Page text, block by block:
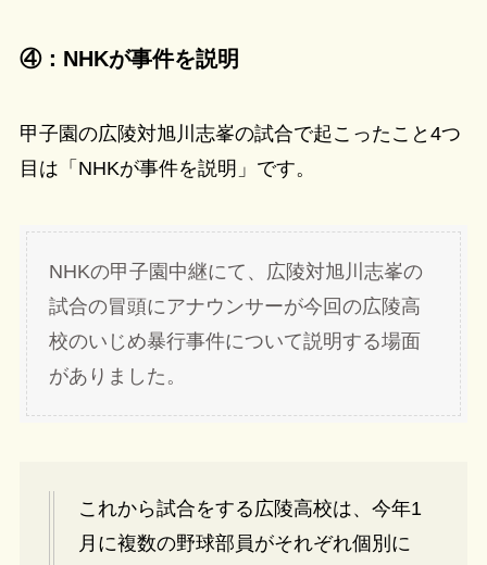
④：NHKが事件を説明
甲子園の広陵対旭川志峯の試合で起こったこと4つ
目は「NHKが事件を説明」です。
NHKの甲子園中継にて、広陵対旭川志峯の
試合の冒頭にアナウンサーが今回の広陵高
校のいじめ暴行事件について説明する場面
がありました。
これから試合をする広陵高校は、今年1
月に複数の野球部員がそれぞれ個別に